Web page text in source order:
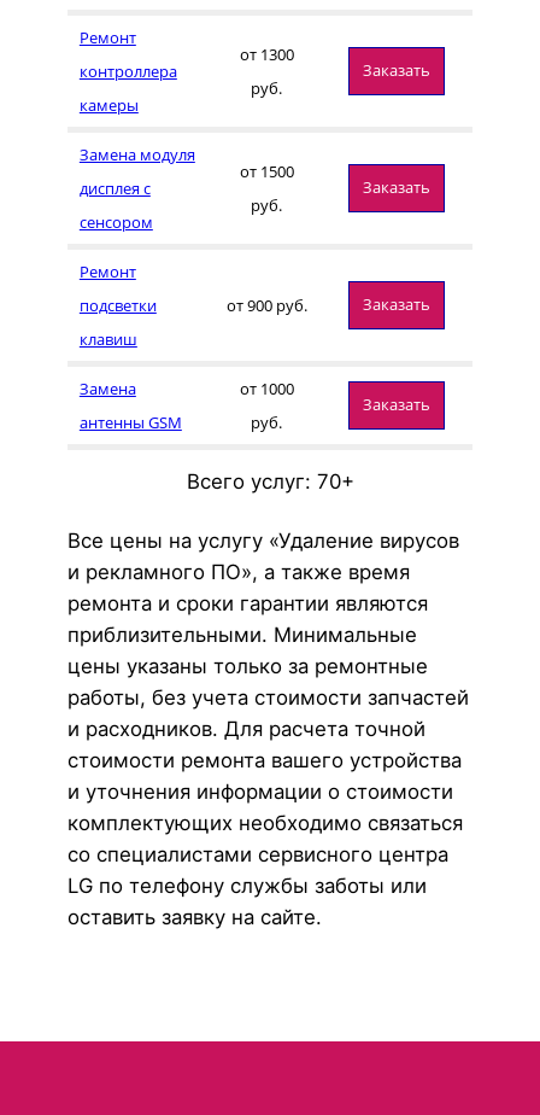
Ремонт
контроллера
камеры
от 1300
руб.
Заказать
Замена модуля
дисплея с
сенсором
от 1500
руб.
Заказать
Ремонт
подсветки
клавиш
от 900 руб. Заказать
Замена
антенны GSM
от 1000
руб.
Заказать
Всего услуг: 70+
Все цены на услугу «Удаление вирусов
и рекламного ПО», а также время
ремонта и сроки гарантии являются
приблизительными. Минимальные
цены указаны только за ремонтные
работы, без учета стоимости запчастей
и расходников. Для расчета точной
стоимости ремонта вашего устройства
и уточнения информации о стоимости
комплектующих необходимо связаться
со специалистами сервисного центра
LG по телефону службы заботы или
оставить заявку на сайте.